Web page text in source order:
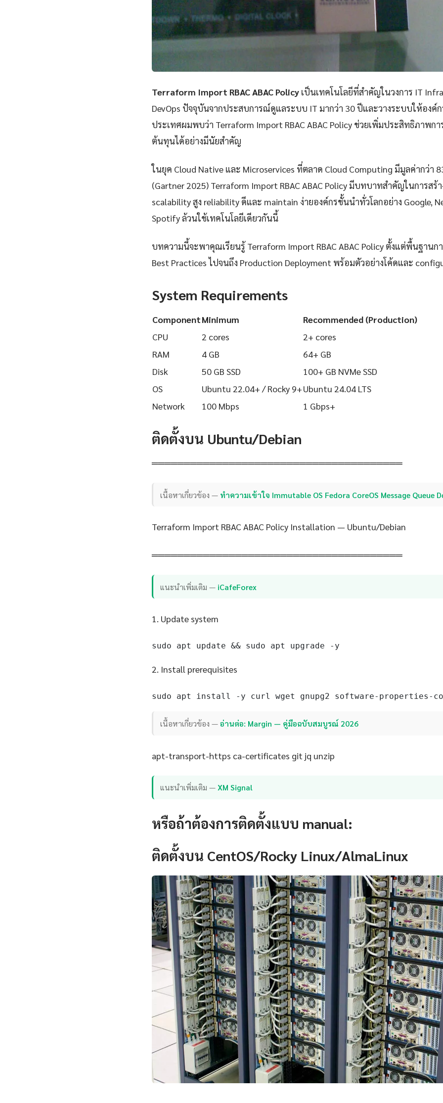
Terraform Import RBAC ABAC Policy เป็นเทคโนโลยีที่สำคัญในวงการ IT
DevOps ปัจจุบันจากประสบการณ์ดูแลระบบ IT มากว่า 30 ปีและวางระบบให้องค์
ประเทศผมพบว่า Terraform Import RBAC ABAC Policy ช่วยเพิ่มประสิทธิภาพก
ต้นทุนได้อย่างมีนัยสำคัญ
ในยุค Cloud Native และ Microservices ที่ตลาด Cloud Computing มีมูลค่ากว่า
(Gartner 2025) Terraform Import RBAC ABAC Policy มีบทบาทสำคัญในการสร้
scalability สูง reliability ดีและ maintain ง่ายองค์กรชั้นนำทั่วโลกอย่าง Google,
Spotify ล้วนใช้เทคโนโลยีเดียวกันนี้
บทความนี้จะพาคุณเรียนรู้ Terraform Import RBAC ABAC Policy ตั้งแต่พื้นฐานก
Best Practices ไปจนถึง Production Deployment พร้อมตัวอย่างโค้ดและ
System Requirements
ComponentMinimum
Recommended (Production)
CPU
2 cores
2+ cores
RAM
4 GB
64+ GB
Disk
50 GB SSD
100+ GB NVMe SSD
OS
Ubuntu 22.04+ / Rocky 9+Ubuntu 24.04 LTS
Network
100 Mbps 1 Gbps+
ติดตั้งบน Ubuntu/Debian
═══════════════════════════════════════
เนื้อหาเกี่ยวข้อง — ทำความเข้าใจ Immutable OS Fedora CoreOS Message Queue
Terraform Import RBAC ABAC Policy Installation — Ubuntu/Debian
═══════════════════════════════════════
แนะนำเพิ่มเติม — iCafeForex
1. Update system
sudo apt update && sudo apt upgrade -y
2. Install prerequisites
sudo apt install -y curl wget gnupg2 software-properties-
เนื้อหาเกี่ยวข้อง —อ่านต่อ: Margin — คู่มือฉบับสมบูรณ์ 2026
apt-transport-https ca-certificates git jq unzip
แนะนำเพิ่มเติม —XM Signal
หรือถ้าต้องการติดตั้งแบบ manual:
ติดตั้งบน CentOS/Rocky Linux/AlmaLinux